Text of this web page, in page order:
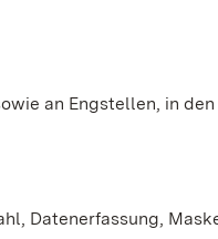
an Engstellen, in
Datenerfassung,